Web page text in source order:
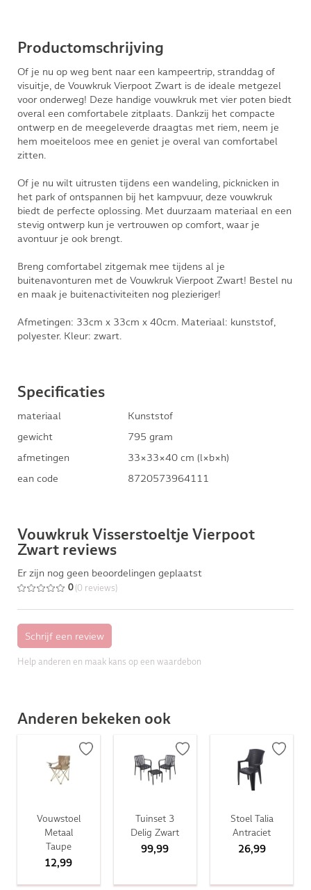
Productomschrijving
Of je nu op weg bent naar een kampeertrip, stranddag of
visuitje, de Vouwkruk Vierpoot Zwart is de ideale metgezel
voor onderweg! Deze handige vouwkruk met vier poten biedt
overal een comfortabele zitplaats. Dankzij het compacte
ontwerp en de meegeleverde draagtas met riem, neem je
hem moeiteloos mee en geniet je overal van comfortabel
zitten.
Of je nu wilt uitrusten tijdens een wandeling, picknicken in
het park of ontspannen bij het kampvuur, deze vouwkruk
biedt de perfecte oplossing. Met duurzaam materiaal en een
stevig ontwerp kun je vertrouwen op comfort, waar je
avontuur je ook brengt.
Breng comfortabel zitgemak mee tijdens al je
buitenavonturen met de Vouwkruk Vierpoot Zwart! Bestel nu
en maak je buitenactiviteiten nog plezieriger!
Afmetingen: 33cm x 33cm x 40cm. Materiaal: kunststof,
polyester. Kleur: zwart.
Specificaties
materiaal
Kunststof
gewicht
795 gram
afmetingen
33×33×40 cm (l×b×h)
ean code
8720573964111
Vouwkruk Visserstoeltje Vierpoot
Zwart reviews
Er zijn nog geen beoordelingen geplaatst
0 (0 reviews)
Help anderen en maak kans op een waardebon
Anderen bekeken ook
Vouwstoel
Metaal
Taupe
12,99
Tuinset 3
Delig Zwart
99,99
Stoel Talia
Antraciet
26,99